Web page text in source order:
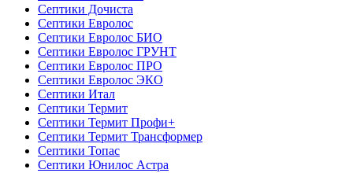
Септики Дочиста
Септики Евролос
Септики Евролос БИО
Септики Евролос ГРУНТ
Септики Евролос ПРО
Септики Евролос ЭКО
Септики Итал
Септики Термит
Септики Термит Профи+
Септики Термит Трансформер
Септики Топас
Септики Юнилос Астра